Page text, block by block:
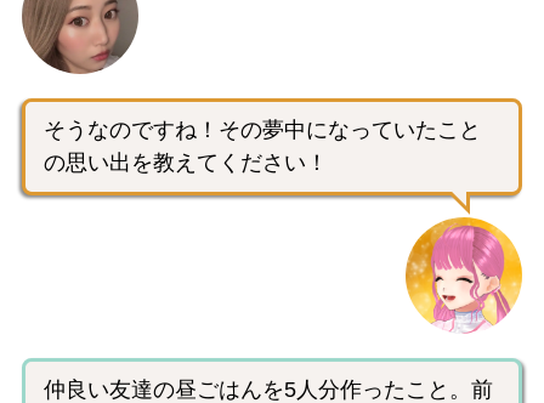
そうなのですね！その夢中になっていたこと
の思い出を教えてください！
仲良い友達の昼ごはんを5人分作ったこと。前